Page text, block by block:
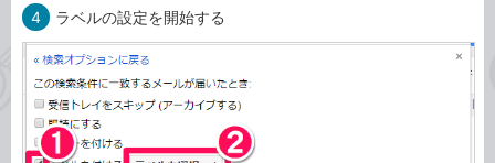
4 ラベルの設定を開始する